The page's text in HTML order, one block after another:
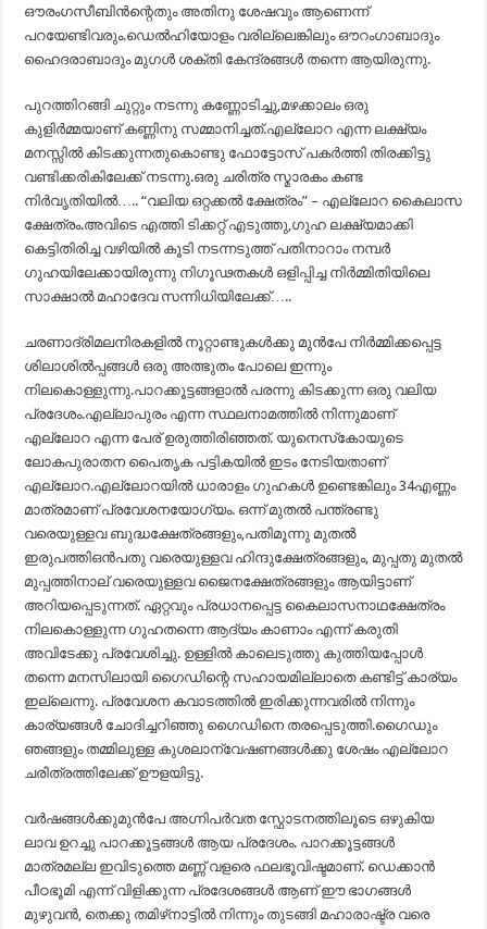
ഔരംഗസീബിൻന്റെതും അതിനു ശേഷവും ആണെന്ന്
പറയേണ്ടിവരും.ഡെൽഹിയോളം വരില്ലെങ്കിലും ഔറംഗാബാദും
ഹൈദരാബാദും മുഗൾ ശക്തി കേന്ദ്രങ്ങൾ തന്നെ ആയിരുന്നു.
പുറത്തിറങ്ങി ചുറ്റും നടന്നു കണ്ണോടിച്ചു,മഴക്കാലം ഒരു
കുളിർമ്മയാണ് കണ്ണിനു സമ്മാനിച്ചത്.എല്ലോറ എന്ന ലക്ഷ്യം
മനസ്സിൽ കിടക്കുന്നതുകൊണ്ടു ഫോട്ടോസ് പകർത്തി തിരക്കിട്ടു
വണ്ടിക്കരികിലേക്ക് നടന്നു.ഒരു ചരിത്ര സ്മാരകം കണ്ട
നിർവൃതിയിൽ….. “വലിയ ഒറ്റക്കൽ ക്ഷേത്രം” – എല്ലോറ കൈലാസ
ക്ഷേത്രം.അവിടെ എത്തി ടിക്കറ്റ് എടുത്തു,ഗുഹ ലക്ഷ്യമാക്കി
കെട്ടിതിരിച്ച വഴിയിൽ കൂടി നടന്നടുത്ത് പതിനാറാം നമ്പർ
ഗുഹയിലേക്കായിരുന്നു നിഗൂഢതകൾ ഒളിപ്പിച്ച നിർമ്മിതിയിലെ
സാക്ഷാൽ മഹാദേവ സന്നിധിയിലേക്ക്…..
ചരണാദ്രിമലനിരകളിൽ നൂറ്റാണ്ടുകൾക്കു മുൻപേ നിർമ്മിക്കപ്പെട്ട
ശിലാശിൽപ്പങ്ങൾ ഒരു അത്ഭുതം പോലെ ഇന്നും
നിലകൊള്ളുന്നു.പാറക്കൂട്ടങ്ങളാൽ പരന്നു കിടക്കുന്ന ഒരു വലിയ
പ്രദേശം.എല്ലാപുരം എന്ന സ്ഥലനാമത്തിൽ നിന്നുമാണ്
എല്ലോറ എന്ന പേര് ഉരുത്തിരിഞ്ഞത്. യുനെസ്‌കോയുടെ
ലോകപുരാതന പൈതൃക പട്ടികയിൽ ഇടം നേടിയതാണ്
എല്ലോറ.എല്ലോറയിൽ ധാരാളം ഗുഹകൾ ഉണ്ടെങ്കിലും 34എണ്ണം
മാത്രമാണ് പ്രവേശനയോഗ്യം. ഒന്ന് മുതൽ പന്ത്രണ്ടു
വരെയുള്ളവ ബുദ്ധക്ഷേത്രങ്ങളും,പതിമൂന്നു മുതൽ
ഇരുപത്തിഒൻപതു വരെയുള്ളവ ഹിന്ദുക്ഷേത്രങ്ങളും, മുപ്പതു മുതൽ
മുപ്പത്തിനാല് വരെയുള്ളവ ജൈനക്ഷേത്രങ്ങളും ആയിട്ടാണ്
അറിയപ്പെടുന്നത്. ഏറ്റവും പ്രധാനപ്പെട്ട കൈലാസനാഥക്ഷേത്രം
നിലകൊള്ളുന്ന ഗുഹതന്നെ ആദ്യം കാണാം എന്ന് കരുതി
അവിടേക്കു പ്രവേശിച്ചു. ഉള്ളിൽ കാലെടുത്തു കുത്തിയപ്പോൾ
തന്നെ മനസിലായി ഗൈഡിന്റെ സഹായമില്ലാതെ കണ്ടിട്ട് കാര്യം
ഇല്ലെന്നു. പ്രവേശന കവാടത്തിൽ ഇരിക്കുന്നവരിൽ നിന്നും
കാര്യങ്ങൾ ചോദിച്ചറിഞ്ഞു ഗൈഡിനെ തരപ്പെടുത്തി.ഗൈഡും
ഞങ്ങളും തമ്മിലുള്ള കുശലാന്വേഷണങ്ങൾക്കു ശേഷം എല്ലോറ
ചരിത്രത്തിലേക്ക് ഊളയിട്ടു.
വർഷങ്ങൾക്കുമുൻപേ അഗ്നിപർവത സ്ഫോടനത്തിലൂടെ ഒഴുകിയ
ലാവ ഉറച്ചു പാറക്കൂട്ടങ്ങൾ ആയ പ്രദേശം. പാറക്കൂട്ടങ്ങൾ
മാത്രമല്ല ഇവിടുത്തെ മണ്ണ് വളരെ ഫലഭൂവിഷ്ടമാണ്. ഡെക്കാൻ
പീഠഭൂമി എന്ന് വിളിക്കുന്ന പ്രദേശങ്ങൾ ആണ് ഈ ഭാഗങ്ങൾ
മുഴുവൻ, തെക്കു തമിഴ്‌നാട്ടിൽ നിന്നും തുടങ്ങി മഹാരാഷ്ട്ര വരെ